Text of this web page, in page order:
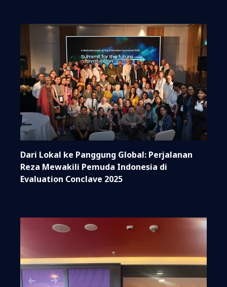
Dari Lokal ke Panggung Global: Perjalanan
Reza Mewakili Pemuda Indonesia di
Evaluation Conclave 2025